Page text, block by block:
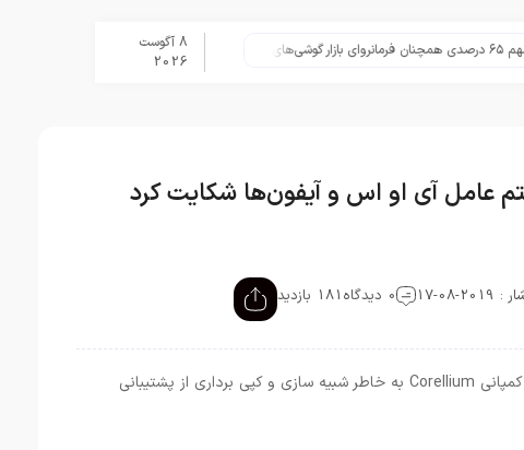
تلگرام پس از حذف یک ساعته
8 آگوست
2026
عامل آی او اس و آیفون‌ها شکایت کرد
08-17 0 دیدگاه 181 بازدید
اپل به تازگی اقدام به ثبت شکایت علیه کمپانی Corellium به خاطر شبیه سازی و کپی برداری از پشتیبانی